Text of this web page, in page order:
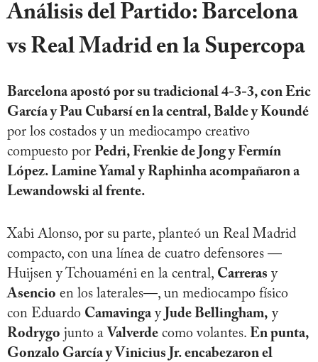
Análisis del Partido: Barcelona
vs Real Madrid en la Supercopa
Barcelona apostó por su tradicional 4-3-3, con Eric
García y Pau Cubarsí en la central, Balde y Koundé
por los costados y un mediocampo creativo
compuesto por Pedri, Frenkie de Jong y Fermín
López. Lamine Yamal y Raphinha acompañaron a
Lewandowski al frente.
Xabi Alonso, por su parte, planteó un Real Madrid
compacto, con una línea de cuatro defensores —
Huijsen y Tchouaméni en la central, Carreras y
Asencio en los laterales—, un mediocampo físico
con Eduardo Camavingay Jude Bellingham, y
Rodrygo junto a Valverde como volantes. En punta,
Gonzalo García y Vinicius Jr. encabezaron el